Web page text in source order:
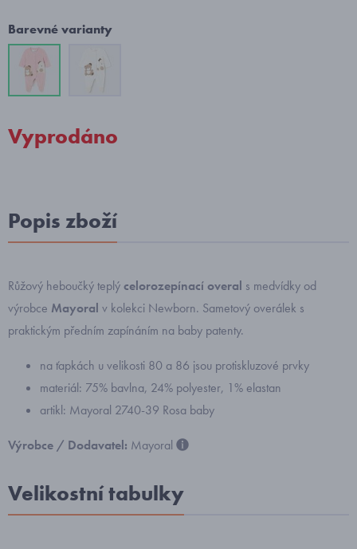
Barevné varianty
Vyprodáno
Popis zboží
Růžový heboučký teplýcelorozepínací overal s medvídky od
výrobce Mayoral v kolekci Newborn. Sametový overálek s
praktickým předním zapínáním na baby patenty.
na ťapkách u velikosti 80 a 86 jsou protiskluzové prvky
materiál: 75% bavlna, 24% polyester, 1% elastan
artikl: Mayoral 2740-39 Rosa baby
Výrobce / Dodavatel: Mayoral
Velikostní tabulky